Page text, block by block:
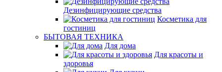
Дезинфицирующие средства
Косметика для
гостиниц
БЫТОВАЯ ТЕХНИКА
Для дома
Для красоты и
здоровья